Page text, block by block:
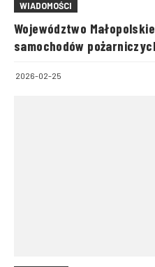
WIADOMOŚCI
Województwo
samochodów
2026-02-25